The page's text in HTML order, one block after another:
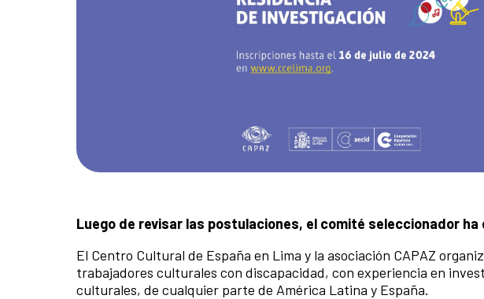
Luego de revisar las postulaciones, el comité seleccionador
El Centro Cultural de España en Lima y la asociación CAPAZ
trabajadores culturales con discapacidad, con experiencia en
culturales, de cualquier parte de América Latina y España.